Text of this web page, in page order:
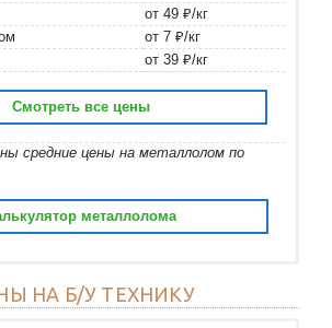
от 49 ₽/кг
от 7 ₽/кг
от 39 ₽/кг
Смотреть все цены
средние цены на металлолом по
металлолома
НА Б/У ТЕХНИКУ